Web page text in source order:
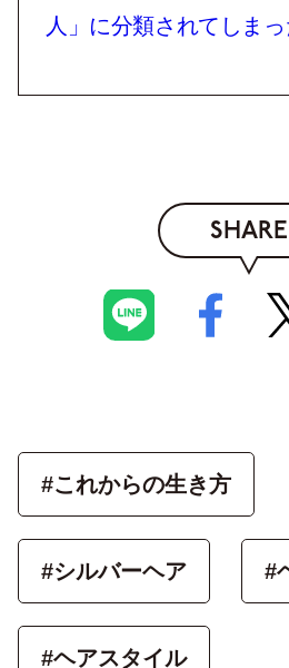
人」に分類されてしまっ
SHARE
#これからの生き方
#シルバーヘア #
#ヘアスタイル